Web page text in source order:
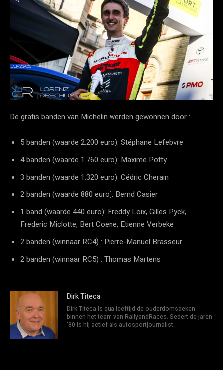
De gratis banden van Michelin werden gewonnen door :
5 banden (waarde 2.200 euro): Stéphane Lefebvre
4 banden (waarde 1.760 euro): Maxime Potty
3 banden (waarde 1.320 euro): Cédric Cherain
2 banden (waarde 880 euro): Bernd Casier
1 band (waarde 440 euro): Freddy Loix, Gilles Pyck,
Frederic Miclotte, Bert Coene, Etienne Verbeke
2 banden (winnaar RC4) : Pierre-Manuel Brasseur
2 banden (winnaar RC5) : Thomas Martens
Dirk Titeca
Dirk Titeca is qua leeftijd de ouderdomsdeken
binnen het team van RallyandRaces. Sedert de jaren
'80 is hij actief als autosportjournalist.